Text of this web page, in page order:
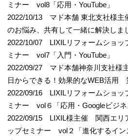
ミナー vol8「応用・YouTube」
2022/10/13 マド本舗 東北支社様
のお悩み、共有して一緒に解決しま
2022/10/07 LIXILリフォームショ
ミナー vol7「入門・YouTube」
2022/09/27 マド本舗神奈川支社様
日からできる！効果的なWEB活用
2022/09/16 LIXILリフォームショ
ミナー vol６「応用・Googleビジネ
2022/09/15 LIXIL様主催 関西エリ
ップセミナー vol２「進化するイン